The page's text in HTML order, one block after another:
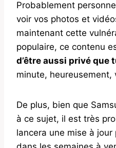
Probablement
voir vos photos et
maintenant cette
populaire, ce contenu
d’être aussi privé que
minute, heureusement,
De plus, bien que
à ce sujet, il est très
lancera une mise à